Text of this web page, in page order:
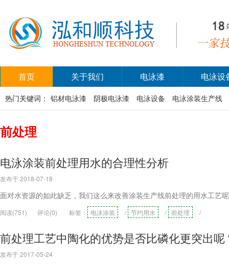
首页 关于我们 电泳漆 电泳设
热门关键词： 铝材电泳漆 阴极电泳漆 电泳设备 电泳涂装生产线
前处理
电泳涂装前处理用水的合理性分析
发布于 2018-07-18
面对水资源的如此缺乏，我们这么来改善涂装生产线前处理的用水工艺
阅读(751) 评论(0) 标签： 电泳涂装 / 节约用水 / 前处理 /
前处理工艺中陶化的优势是否比磷化更突出呢
发布于 2017-05-24